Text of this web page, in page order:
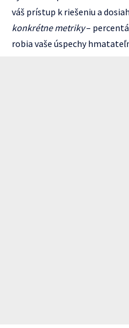
váš prístup k riešeniu a
konkrétne metriky–
robia vaše úspechy